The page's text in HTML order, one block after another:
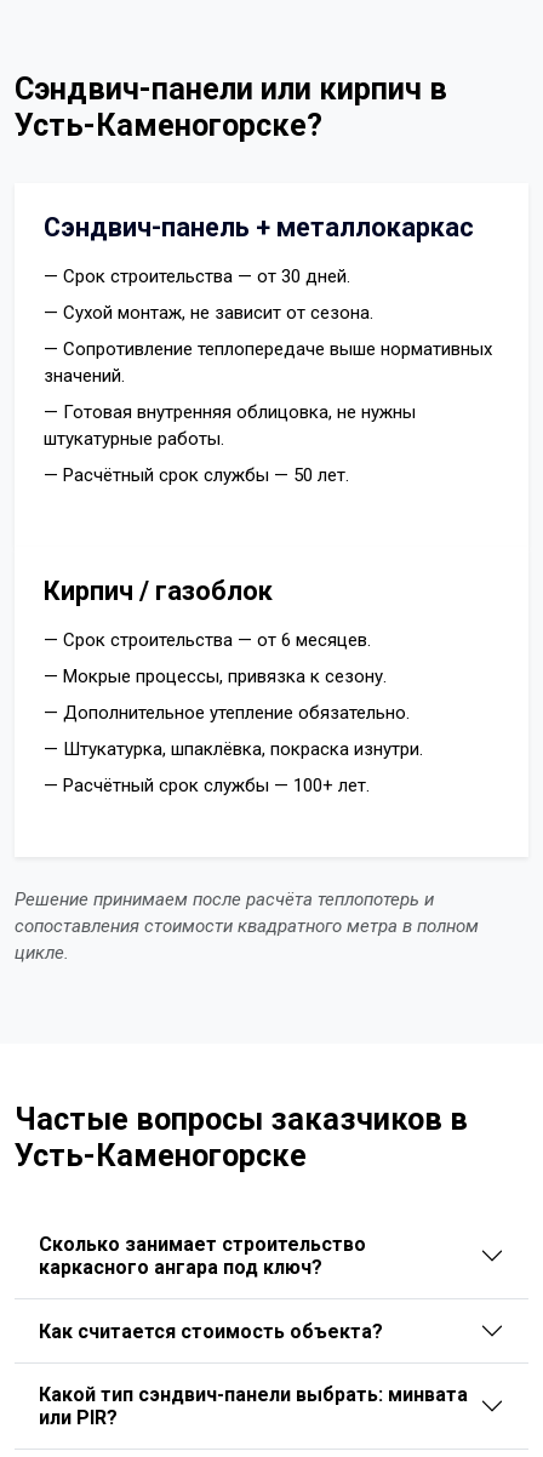
Сэндвич-панели или кирпич в
Усть-Каменогорске?
Сэндвич-панель + металлокаркас
— Срок строительства — от 30 дней.
— Сухой монтаж, не зависит от сезона.
— Сопротивление теплопередаче выше нормативных
значений.
— Готовая внутренняя облицовка, не нужны
штукатурные работы.
— Расчётный срок службы — 50 лет.
Кирпич / газоблок
— Срок строительства — от 6 месяцев.
— Мокрые процессы, привязка к сезону.
— Дополнительное утепление обязательно.
— Штукатурка, шпаклёвка, покраска изнутри.
— Расчётный срок службы — 100+ лет.
Решение принимаем после расчёта теплопотерь и
сопоставления стоимости квадратного метра в полном
цикле.
Частые вопросы заказчиков в
Усть-Каменогорске
Сколько занимает строительство
каркасного ангара под ключ?
Как считается стоимость объекта?
Какой тип сэндвич-панели выбрать: минвата
или PIR?